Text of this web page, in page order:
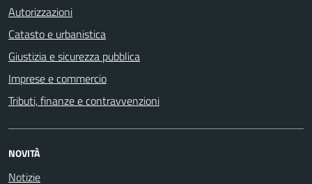
Autorizzazioni
Catasto e urbanistica
Giustizia e sicurezza pubblica
Imprese e commercio
Tributi, finanze e contravvenzioni
NOVITÀ
Notizie